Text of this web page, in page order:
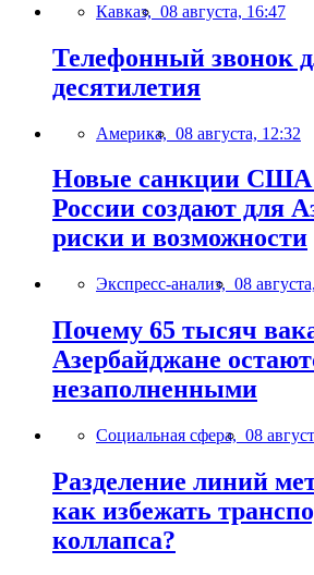
Кавказ, 08 августа, 16:47
Телефонный звонок
десятилетия
Америка, 08 августа, 12:32
Новые санкции США
России создают для
риски и возможности
Экспресс-анализ, 08
Почему 65 тысяч
Азербайджане
незаполненными
Социальная сфера, 08
Разделение линий
как избежать
коллапса?